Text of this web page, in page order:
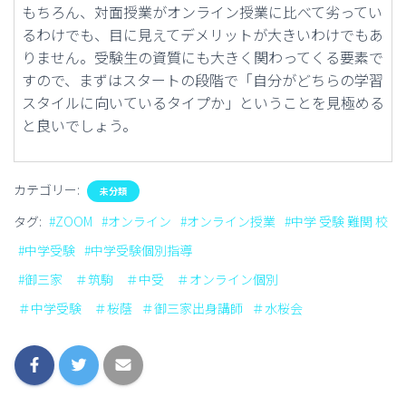
もちろん、対面授業がオンライン授業に比べて劣ってい
るわけでも、目に見えてデメリットが大きいわけでもあ
りません。受験生の資質にも大きく関わってくる要素で
すので、まずはスタートの段階で「自分がどちらの学習
スタイルに向いているタイプか」ということを見極める
と良いでしょう。
カテゴリー: 未分類
タグ: #ZOOM #オンライン #オンライン授業 #中学 受験 難関 校
#中学受験 #中学受験個別指導
#御三家 ＃筑駒 ＃中受 ＃オンライン個別
＃中学受験 ＃桜蔭 ＃御三家出身講師 ＃水桜会